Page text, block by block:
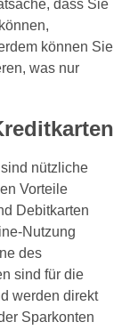
dass Sie
können Sie
was nur
nützliche
Vorteile
Debitkarten
Nutzung
des
sind für die
werden direkt
Sparkonten